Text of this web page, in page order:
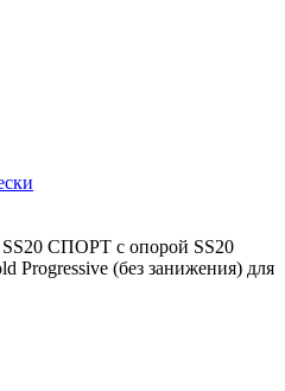
СПОРТ c опорой SS20
(без занижения) для